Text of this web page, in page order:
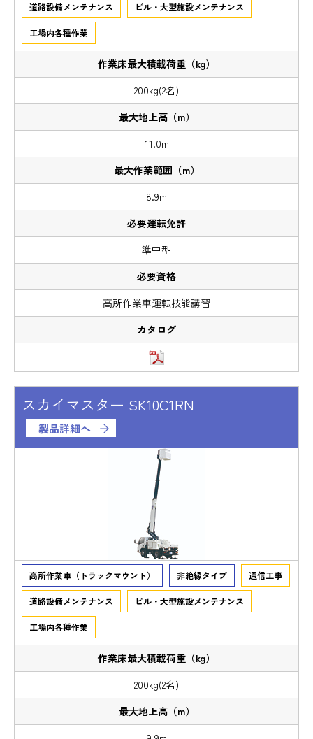
道路設備メンテナンス ビル・大型施設メンテナンス
工場内各種作業
200kg(2名)
11.0m
8.9m
準中型
高所作業車運転技能講習
スカイマスター SK10C1RN
製品詳細へ
高所作業車（トラックマウント） 非絶縁タイプ 通信工事
道路設備メンテナンス ビル・大型施設メンテナンス
工場内各種作業
200kg(2名)